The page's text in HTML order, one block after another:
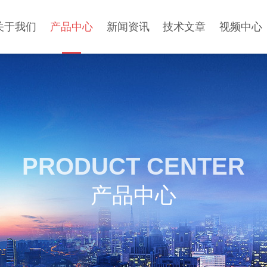
于我们 产品中心 新闻资讯 技术文章 视频中心
PRODUCT CENTER
产品中心